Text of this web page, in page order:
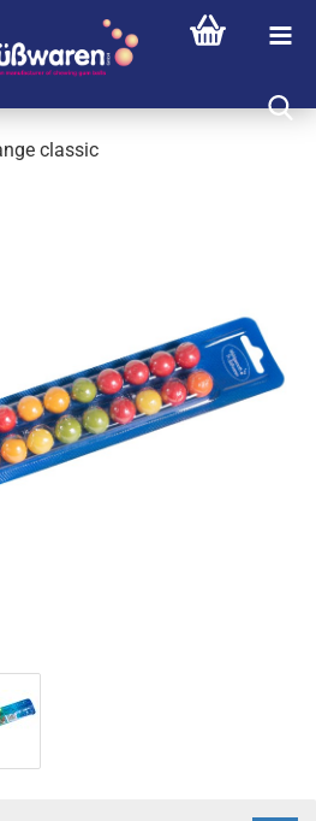
clas­sic